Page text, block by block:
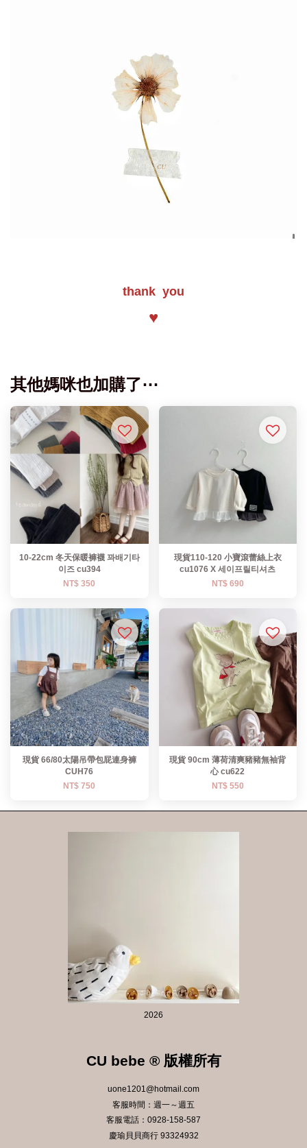
thank you
♥
其他媽咪也加購了⋯
10-22cm 冬天保暖褲襪 꽈배기타
이즈 cu394
NT$ 350
現貨110-120 小寶滾蕾絲上衣
cu1076 X 세이프릴티셔츠
NT$ 690
現貨 66/80太陽吊帶包屁連身褲
CUH76
NT$ 750
現貨 90cm 薄荷清爽豬豬無袖背
心 cu622
NT$ 550
2026
CU bebe ® 版權所有
uone1201@hotmail.com
客服時間：週一～週五
客服電話：0928-158-587
慶瑜貝貝商行 93324932